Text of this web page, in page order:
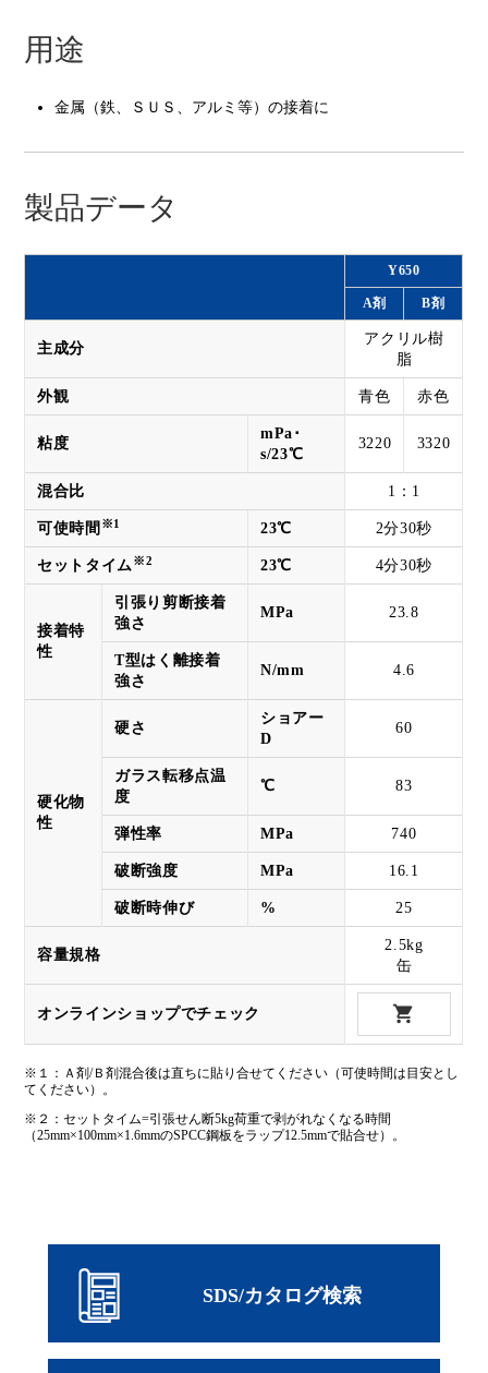
用途
金属（鉄、ＳＵＳ、アルミ等）の接着に
製品データ
Y650
A剤 B剤
主成分
アクリル樹
脂
外観 青色 赤色
粘度
mPa･
s/23℃
3220 3320
混合比 1：1
可使時間 ※1 23℃ 2分30秒
セットタイム※2 23℃ 4分30秒
接着特
性
引張り剪断接着
強さ
MPa 23.8
T型はく離接着
強さ
N/mm 4.6
硬化物
性
硬さ
ショアー
D
60
ガラス転移点温
度
℃ 83
弾性率 MPa 740
破断強度 MPa 16.1
破断時伸び % 25
容量規格
2.5kg
缶
オンラインショップでチェック
※１：Ａ剤/Ｂ剤混合後は直ちに貼り合せてください（可使時間は目安とし
てください）。
※２：セットタイム=引張せん断5kg荷重で剥がれなくなる時間
（25mm×100mm×1.6mmのSPCC鋼板をラップ12.5mmで貼合せ）。
SDS/カタログ検索